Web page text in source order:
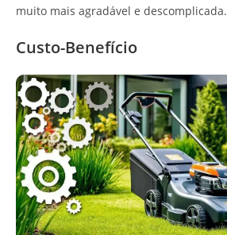
muito mais agradável e descomplicada.
Custo-Benefício